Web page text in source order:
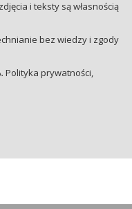
i teksty są własnością
bez wiedzy i zgody
Polityka prywatności,